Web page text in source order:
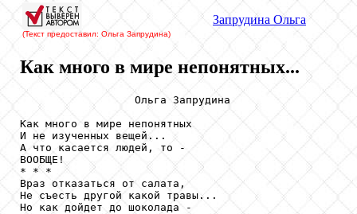
(Текст предоставил: Ольга Запрудина)
Запрудина Ольга
Как много в мире непонятных...
                  Ольга Запрудина
Как много в мире непонятных
И не изученных вещей...
А что касается людей, то -
ВООБЩЕ!
* * *
Враз отказаться от салата,
Не съесть другой какой травы...
Но как дойдет до шоколада -